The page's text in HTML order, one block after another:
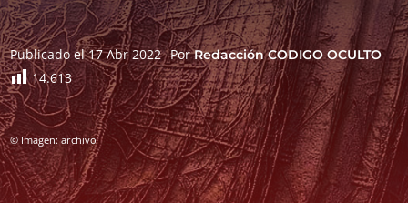
Publicado el 17 Abr 2022 PorRedacción CODIGO OCULTO
14.613
© Imagen: archivo